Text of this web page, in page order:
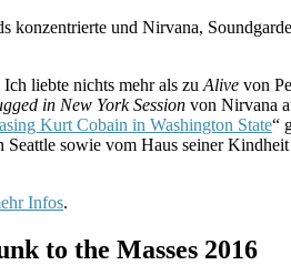
konzentrierte und Nirvana,
liebte nichts mehr als zu Alive von
in New York Session von Nirvana
Kurt Cobain in Washington State“
sowie vom Haus seiner
Infos.
to the Masses 2016